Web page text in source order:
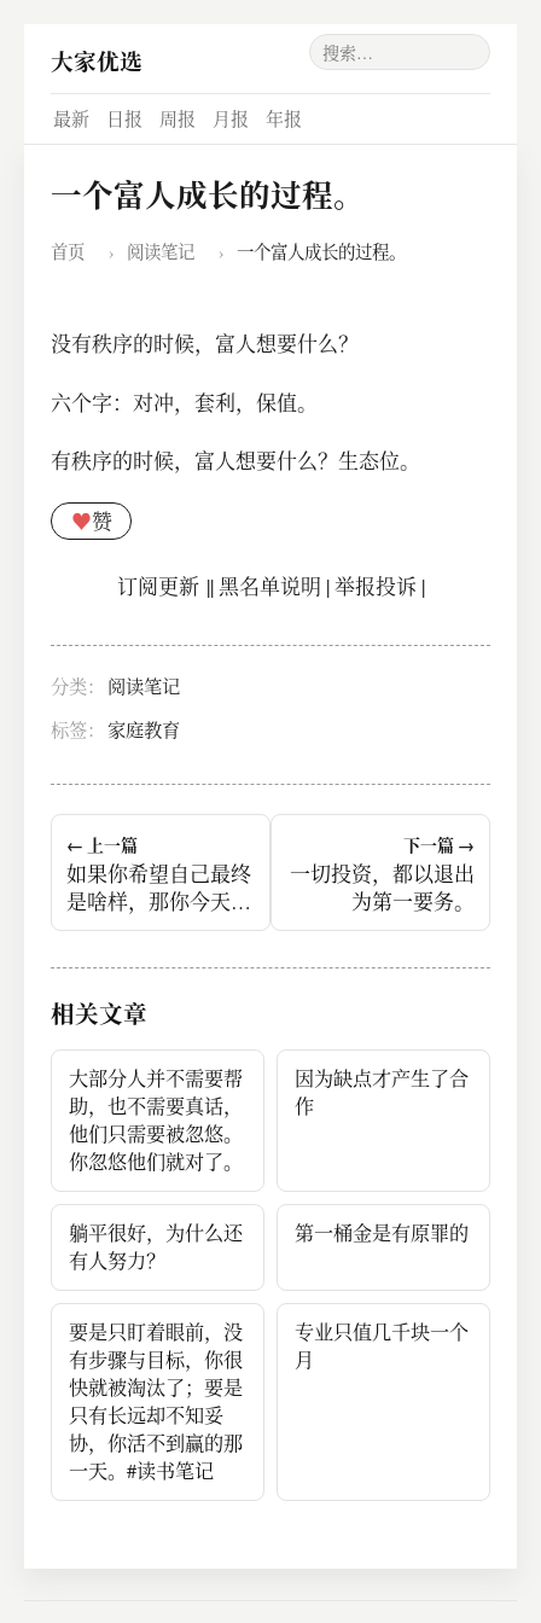
大家优选
最新 日报 周报 月报 年报
一个富人成长的过程。
首页 › 阅读笔记 › 一个富人成长的过程。
没有秩序的时候，富人想要什么？
六个字：对冲，套利，保值。
有秩序的时候，富人想要什么？生态位。
♥赞
订阅更新||黑名单说明 |举报投诉 |
分类：
阅读笔记
标签： 家庭教育
← 上一篇
如果你希望自己最终
是啥样，那你今天就
得这样。
下一篇 →
一切投资，都以退出
为第一要务。
相关文章
大部分人并不需要帮
助，也不需要真话，
他们只需要被忽悠。
你忽悠他们就对了。
因为缺点才产生了合
作
躺平很好，为什么还
有人努力？
第一桶金是有原罪的
要是只盯着眼前，没
有步骤与目标，你很
快就被淘汰了；要是
只有长远却不知妥
协，你活不到赢的那
一天。#读书笔记
专业只值几千块一个
月